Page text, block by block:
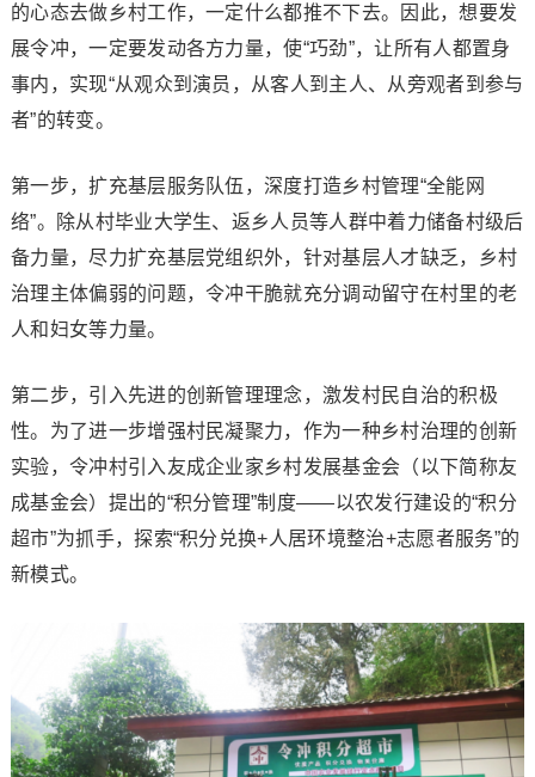
的心态去做乡村工作，一定什么都推不下去。因此，想要发
展令冲，一定要发动各方力量，使“巧劲”，让所有人都置身
事内，实现“从观众到演员，从客人到主人、从旁观者到参与
者”的转变。
第一步，扩充基层服务队伍，深度打造乡村管理“全能网
络”。除从村毕业大学生、返乡人员等人群中着力储备村级后
备力量，尽力扩充基层党组织外，针对基层人才缺乏，乡村
治理主体偏弱的问题，令冲干脆就充分调动留守在村里的老
人和妇女等力量。
第二步，引入先进的创新管理理念，激发村民自治的积极
性。为了进一步增强村民凝聚力，作为一种乡村治理的创新
实验，令冲村引入友成企业家乡村发展基金会（以下简称友
成基金会）提出的“积分管理”制度——以农发行建设的“积分
超市”为抓手，探索“积分兑换+人居环境整治+志愿者服务”的
新模式。